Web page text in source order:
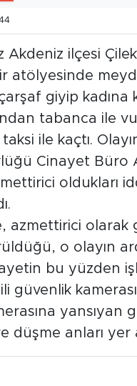
Akdeniz ilçesi
atölyesinde
giyip kadına
tabanca ile
ile kaçtı.
Cinayet Büro
oldukları
azmettirici olarak
o olayın
bu yüzden
güvenlik
düşme anları yer